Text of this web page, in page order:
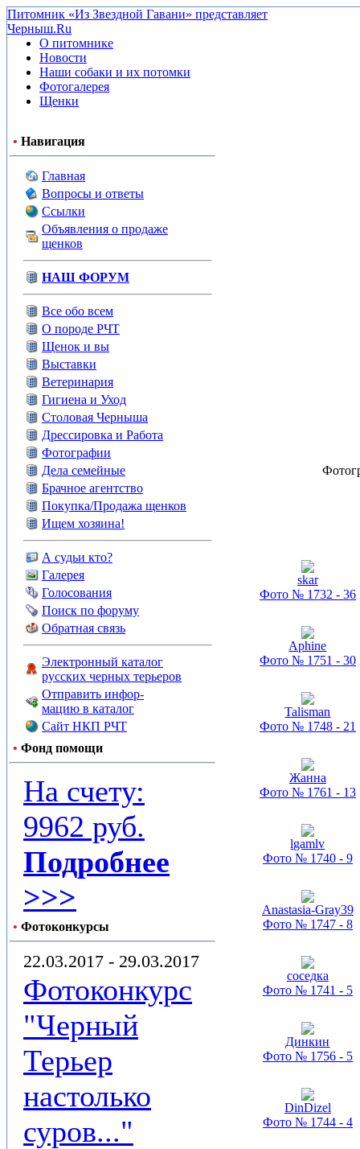
Питомник «Из Звездной Гавани» представляет
Черныш.Ru
О питомнике
Новости
Наши собаки и их потомки
Фотогалерея
Щенки
• Навигация
Главная
Вопросы и ответы
Ссылки
Объявления о продаже
щенков
НАШ ФОРУМ
Все обо всем
О породе РЧТ
Щенок и вы
Выставки
Ветеринария
Гигиена и Уход
Столовая Черныша
Дрессировка и Работа
Фотографии
Дела семейные
Брачное агентство
Покупка/Продажа щенков
Ищем хозяина!
А судьи кто?
Галерея
Голосования
Поиск по форуму
Обратная связь
Электронный каталог
русских черных терьеров
Отправить инфор-
мацию в каталог
Сайт НКП РЧТ
• Фонд помощи
На счету:
9962 руб.
Подробнее
>>>
• Фотоконкурсы
22.03.2017 - 29.03.2017
Фотоконкурс
"Черный
Терьер
настолько
суров..."
skar
Фото № 1732 - 36
Aphine
Фото № 1751 - 30
Talisman
Фото № 1748 - 21
Жанна
Фото № 1761 - 13
lgamlv
Фото № 1740 - 9
Anastasia-Gray39
Фото № 1747 - 8
соседка
Фото № 1741 - 5
Динкин
Фото № 1756 - 5
DinDizel
Фото № 1744 - 4